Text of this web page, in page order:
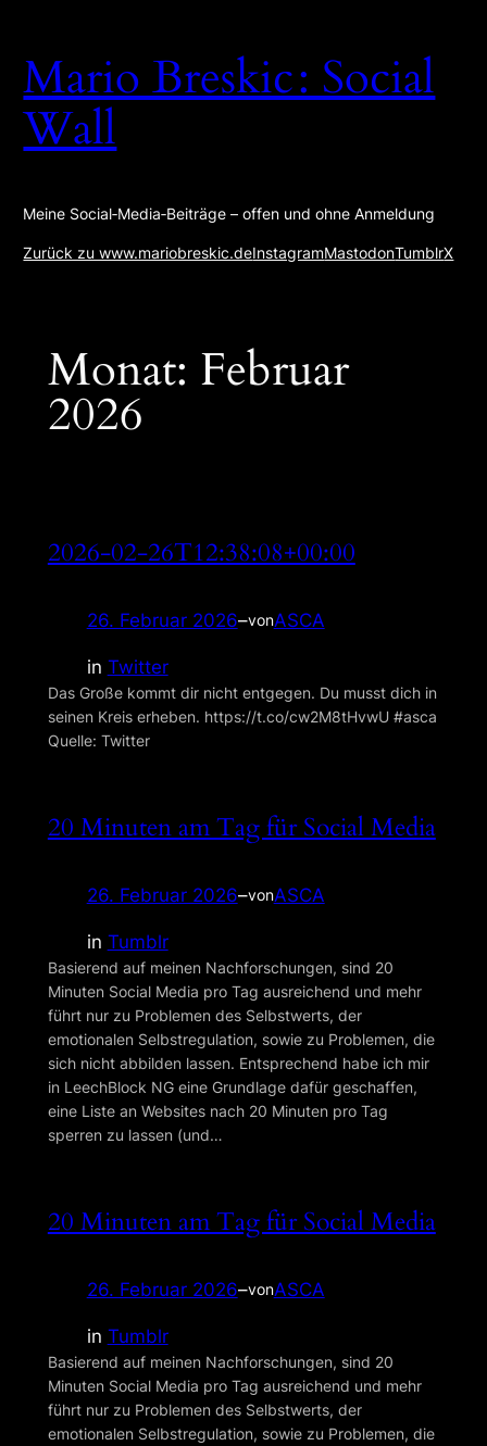
springen
Mario Breskic : Social
Wall
Meine Social‑Media‑Beiträge – offen und ohne Anmeldung
Zurück zu www.mariobreskic.deInstagramMastodonTumblrX
Monat: Februar
2026
2026-02-26T12:38:08+00:00
26. Februar 2026–vonASCA
in Twitter
Das Große kommt dir nicht entgegen. Du musst dich in
seinen Kreis erheben. https://t.co/cw2M8tHvwU #asca
Quelle: Twitter
20 Minuten am Tag für Social Media
26. Februar 2026–vonASCA
in Tumblr
Basierend auf meinen Nachforschungen, sind 20
Minuten Social Media pro Tag ausreichend und mehr
führt nur zu Problemen des Selbstwerts, der
emotionalen Selbstregulation, sowie zu Problemen, die
sich nicht abbilden lassen. Entsprechend habe ich mir
in LeechBlock NG eine Grundlage dafür geschaffen,
eine Liste an Websites nach 20 Minuten pro Tag
sperren zu lassen (und…
20 Minuten am Tag für Social Media
26. Februar 2026–vonASCA
in Tumblr
Basierend auf meinen Nachforschungen, sind 20
Minuten Social Media pro Tag ausreichend und mehr
führt nur zu Problemen des Selbstwerts, der
emotionalen Selbstregulation, sowie zu Problemen, die